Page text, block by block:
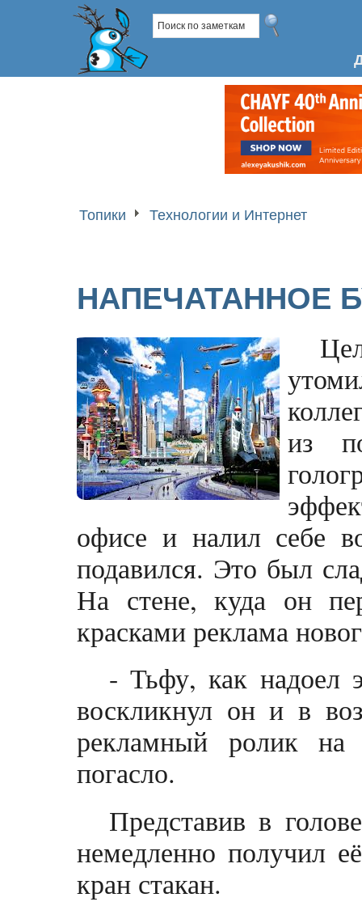
Топики Технологии и Интернет
НАПЕЧАТАННОЕ
из
офисе и налил себе
подавился. Это был
На стене, куда он
красками реклама
- Тьфу, как надоел
воскликнул он и в
рекламный ролик на
погасло.
Представив в
немедленно получил
кран стакан.